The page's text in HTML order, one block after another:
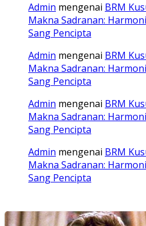
Admin mengenai BRM
Makna Sadranan:
Sang Pencipta
Admin mengenai BRM
Makna Sadranan:
Sang Pencipta
Admin mengenai BRM
Makna Sadranan:
Sang Pencipta
Admin mengenai BRM
Makna Sadranan:
Sang Pencipta